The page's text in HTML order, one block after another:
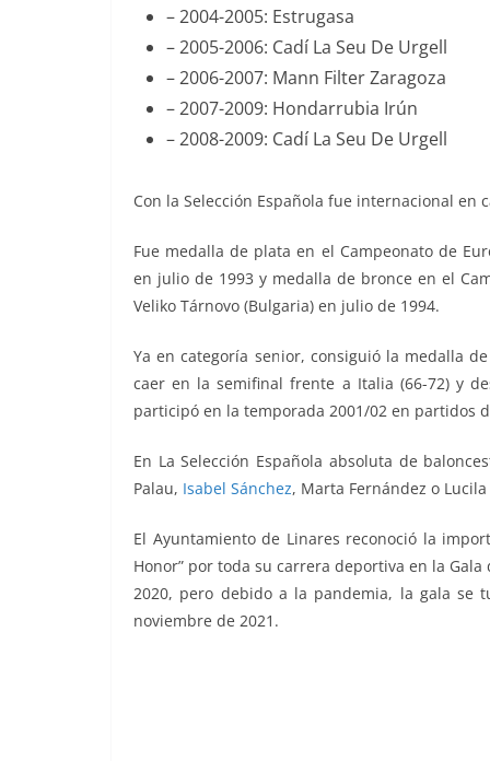
– 2004-2005: Estrugasa
– 2005-2006: Cadí La Seu De Urgell
– 2006-2007: Mann Filter Zaragoza
– 2007-2009: Hondarrubia Irún
– 2008-2009: Cadí La Seu De Urgell
Con la Selección Española fue internacional
Fue medalla de plata en el Campeonato de
en julio de 1993 y medalla de bronce en el
Veliko Tárnovo (Bulgaria) en julio de 1994.
Ya en categoría senior, consiguió la medalla
caer en la semifinal frente a Italia (66-72) y
participó en la temporada 2001/02 en partidos
En La Selección Española absoluta de
Palau, Isabel Sánchez, Marta Fernández o Lucila
El Ayuntamiento de Linares reconoció la
Honor” por toda su carrera deportiva en la
2020, pero debido a la pandemia, la gala se
noviembre de 2021.